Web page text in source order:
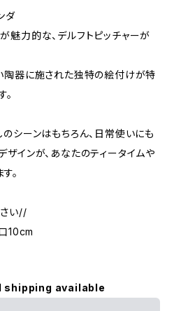
ダ
魅力的な、デルフトピッチャーが
陶器に施された独特の絵付けが特
のシーンはもちろん、日常使いにも
ザインが、あなたのティータイムや
。
い//
10cm
available